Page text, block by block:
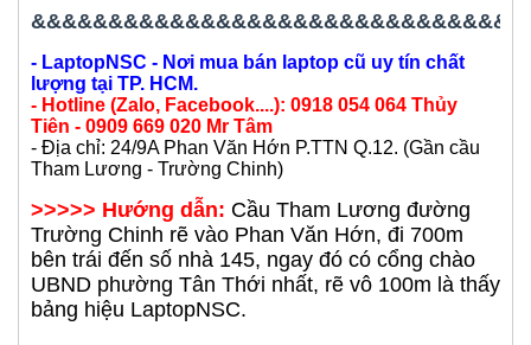
hàng miễn phí.
ship.
Xem thêm chính sách vận chuyển ở cuối Website.
>>> CHÍNH SÁCH THANH TOÁN
Mua sắm tại shop thanh toán bằng tiền mặt hoặc
chuyển khoản hoặc quẹt thẻ
ở cuối website